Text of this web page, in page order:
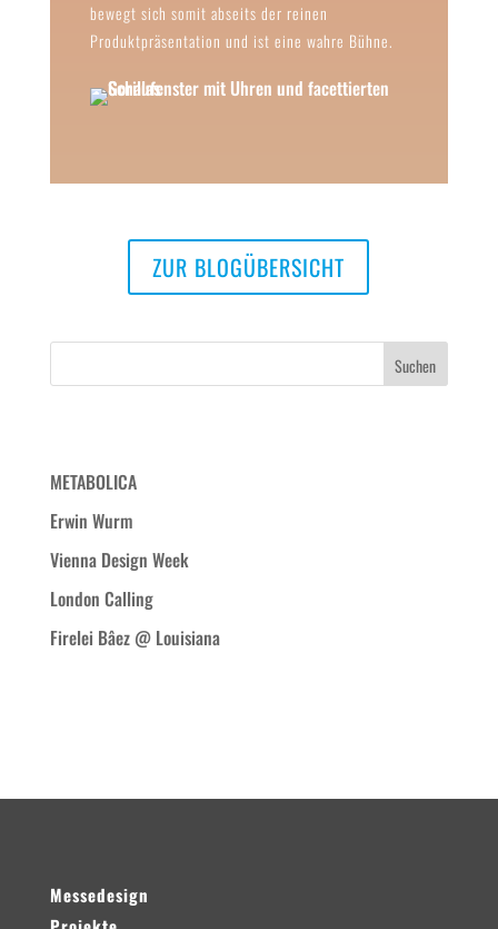
bewegt sich somit abseits der reinen
Produktpräsentation und ist eine wahre Bühne.
ZUR BLOGÜBERSICHT
METABOLICA
Erwin Wurm
Vienna Design Week
London Calling
Firelei Bâez @ Louisiana
Messedesign